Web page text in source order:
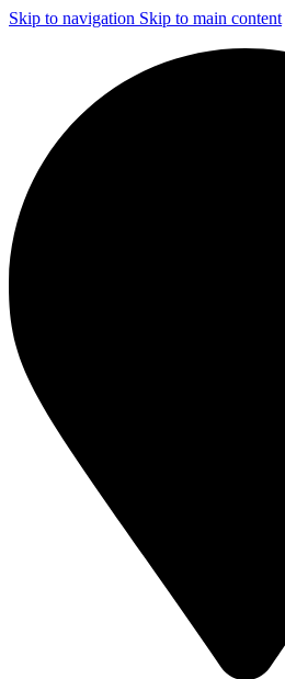
Skip to navigation Skip to main content